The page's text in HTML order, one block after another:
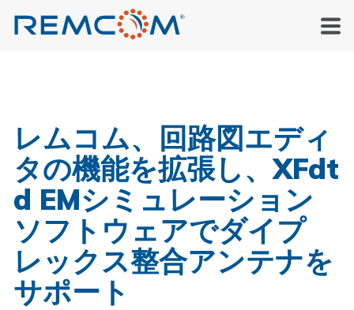
レムコム、回路図エディ
タの機能を拡張し、XFdt
d EMシミュレーション
ソフトウェアでダイプ
レックス整合アンテナを
サポート